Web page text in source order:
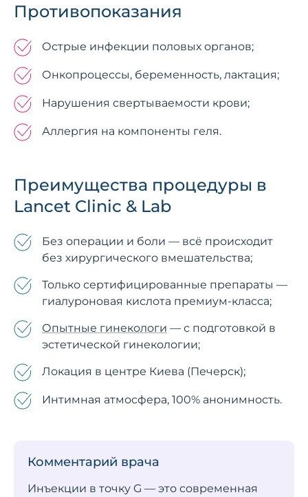
Противопоказания
Острые инфекции половых органов;
Онкопроцессы, беременность, лактация;
Нарушения свертываемости крови;
Аллергия на компоненты геля.
Преимущества процедуры в
Lancet Clinic & Lab
Без операции и боли — всё происходит
без хирургического вмешательства;
Только сертифицированные препараты —
гиалуроновая кислота премиум-класса;
Опытные гинекологи — с подготовкой в
эстетической гинекологии;
Локация в центре Киева (Печерск);
Интимная атмосфера, 100% анонимность.
Комментарий врача
Инъекции в точку G — это современная